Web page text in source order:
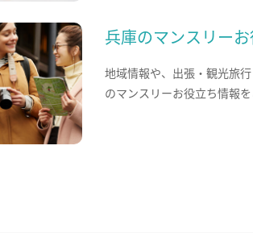
兵庫のマンスリー
地域情報や、出張・観光旅
のマンスリーお役立ち情報を